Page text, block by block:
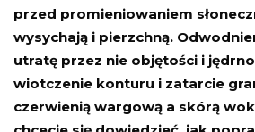
przed promieniowaniem
wysychają i pierzchną.
utratę przez nie objętości i
wiotczenie konturu i zatarcie
czerwienią wargową a skórą